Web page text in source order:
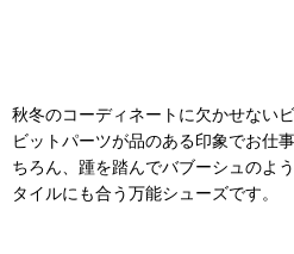
秋冬のコーディネートに欠かせない
ビットパーツが品のある印象でお仕
ちろん、踵を踏んでバブーシュのよ
タイルにも合う万能シューズです。